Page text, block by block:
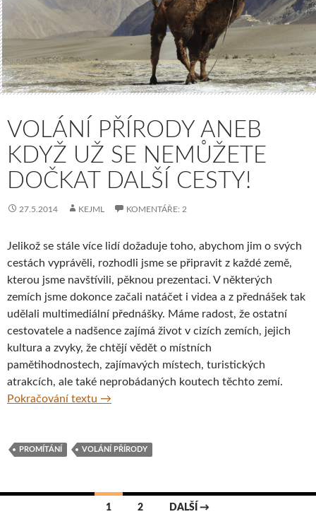
VOLÁNÍ PŘÍRODY ANEB
KDYŽ UŽ SE NEMŮŽETE
DOČKAT DALŠÍ CESTY!
27.5.2014 KEJML KOMENTÁŘE: 2
Jelikož se stále více lidí dožaduje toho, abychom jim o svých
cestách vyprávěli, rozhodli jsme se připravit z každé země,
kterou jsme navštívili, pěknou prezentaci. V některých
zemích jsme dokonce začali natáčet i videa a z přednášek tak
udělali multimediální přednášky. Máme radost, že ostatní
cestovatele a nadšence zajímá život v cizích zemích, jejich
kultura a zvyky, že chtějí vědět o místních
pamětihodnostech, zajímavých místech, turistických
atrakcích, ale také neprobádaných koutech těchto zemí.
Pokračování textu Volání přírody aneb Když už se nemůžete
→
PROMÍTÁNÍ VOLÁNÍ PŘÍRODY
1 2 DALŠÍ →